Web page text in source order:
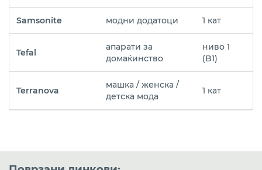
Samsonite модни додатоци 1 кат
Tefal
апарати за
домаќинство
ниво 1
(B1)
Terranova
машка / женска /
детска мода
1 кат